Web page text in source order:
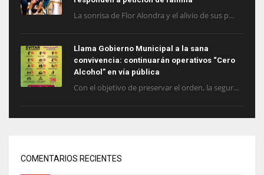
La sonrisa de Flor Alondra y el alivio de sus p...
Llama Gobierno Municipal a la sana
convivencia: continuarán operativos “Cero
Alcohol” en vía pública
Con el objetivo de preservar el orden, la segur...
COMENTARIOS RECIENTES